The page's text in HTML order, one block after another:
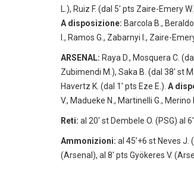
L.), Ruiz F. (dal 5′ pts Zaire-Emery
A disposizione: Barcola B.,
I., Ramos G., Zabarnyi I., Zaire-
ARSENAL: Raya D., Mosquera C.
Zubimendi M.), Saka B. (dal 38′ st
Havertz K. (dal 1′ pts Eze E.). A
V., Madueke N., Martinelli G.,
Reti: al 20′ st Dembele O. (PSG) al
Ammonizioni: al 45’+6 st Neves J.
(Arsenal), al 8′ pts Gyökeres V.